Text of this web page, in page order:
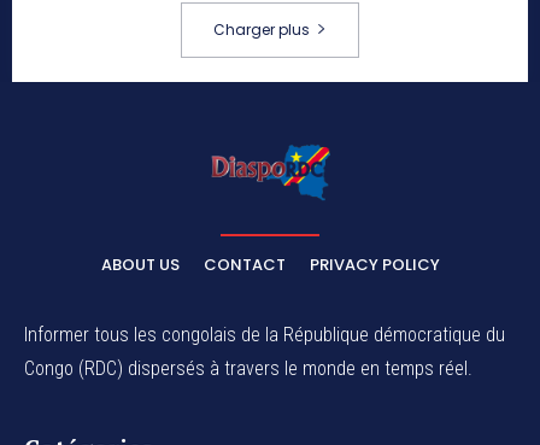
Charger plus
ABOUT US CONTACT PRIVACY POLICY
Informer tous les congolais de la République démocratique du
Congo (RDC) dispersés à travers le monde en temps réel.